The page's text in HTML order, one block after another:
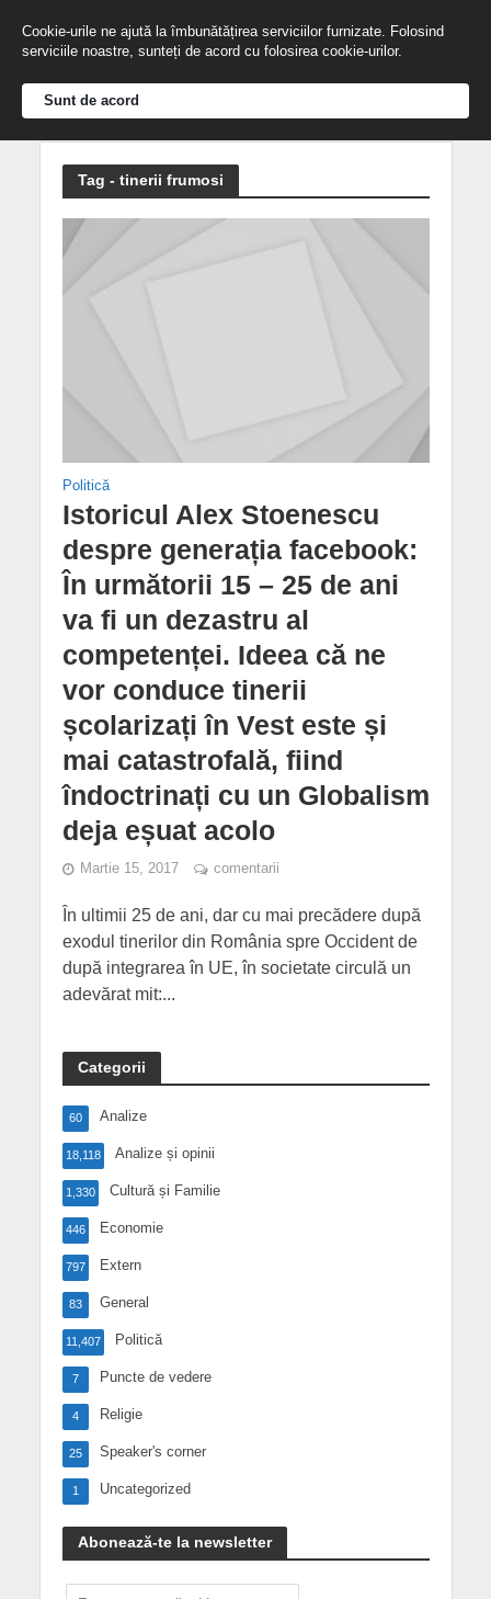
Tag - tinerii frumosi
Politică
Istoricul Alex Stoenescu
despre generația facebook:
În următorii 15 – 25 de ani
va fi un dezastru al
competenței. Ideea că ne
vor conduce tinerii
școlarizați în Vest este și
mai catastrofală, fiind
îndoctrinați cu un Globalism
deja eșuat acolo
Martie 15, 2017 comentarii
În ultimii 25 de ani, dar cu mai precădere după
exodul tinerilor din România spre Occident de
după integrarea în UE, în societate circulă un
adevărat mit:...
Categorii
Analize
60
Analize și opinii
18,118
Cultură și Familie
1,330
Economie
446
Extern
797
General
83
Politică
11,407
Puncte de vedere
7
Religie
4
Speaker's corner
25
Uncategorized
1
Abonează-te la newsletter
Cookie-urile ne ajută la îmbunătățirea serviciilor furnizate. Folosind
serviciile noastre, sunteți de acord cu folosirea cookie-urilor.
Sunt de acord